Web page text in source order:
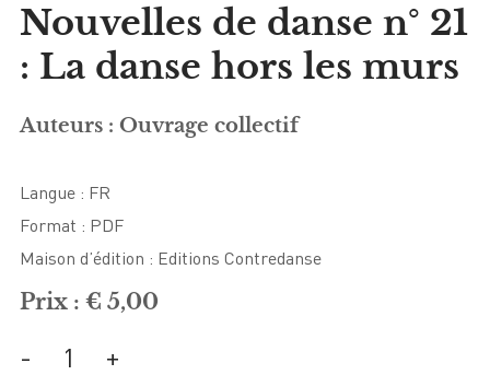
Nouvelles de danse n° 21
: La danse hors les murs
Auteurs : Ouvrage collectif
Langue : FR
Format : PDF
Maison d’édition : Editions Contredanse
Prix : € 5,00
-
Nouvelles+